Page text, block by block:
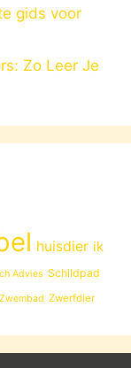
gids voor
Zo Leer Je
huisdier ik
Advies Schildpad
Zwembad Zwerfdier